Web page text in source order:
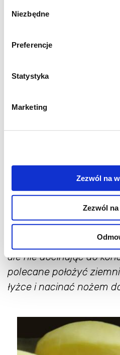
zgody
Niezbędne
Preferencje
Statystyka
Marketing
Zezwól na
Zezwól
po 2- 3 ziemniaki
Ziemniaki obrać i
ale nie docinając do
polecane położyć
łyżce i nacinać nożem